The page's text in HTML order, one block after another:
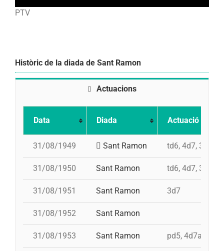
PTV
Històric de la diada de Sant Ramon
Actuacions
Data Diada Actuació
31/08/1949 Sant Ramon td6, 4d7, 3d7,
31/08/1950 Sant Ramon td6, 4d7, 3d7,
31/08/1951 Sant Ramon 3d7
31/08/1952 Sant Ramon
31/08/1953 Sant Ramon pd5, 4d7ac, id